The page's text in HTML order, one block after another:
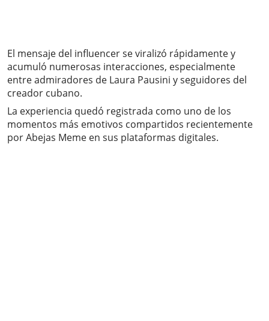
El mensaje del influencer se viralizó rápidamente y
acumuló numerosas interacciones, especialmente
entre admiradores de Laura Pausini y seguidores del
creador cubano.
La experiencia quedó registrada como uno de los
momentos más emotivos compartidos recientemente
por Abejas Meme en sus plataformas digitales.